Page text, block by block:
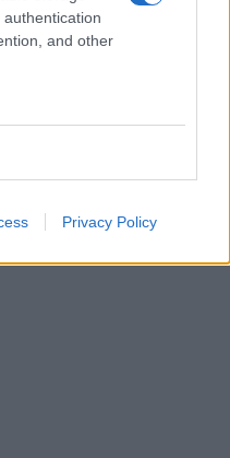
and other
Privacy Policy
stimati su scala
gli investimenti in